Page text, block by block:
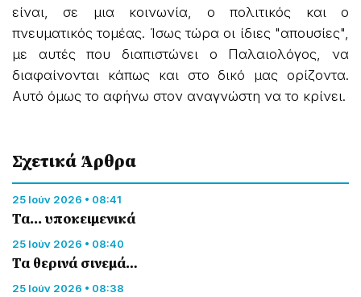
είναι, σε μια κοινωνία, ο πολιτικός και ο
πνευματικός τομέας. Ίσως τώρα οι ίδιες "απουσίες",
με αυτές που διαπιστώνει ο Παλαιολόγος, να
διαφαίνονται κάπως και στο δικό μας ορίζοντα.
Αυτό όμως το αφήνω στον αναγνώστη να το κρίνει.
Σχετικά Άρθρα
25 Ιούν 2026 • 08:41
Τα... υποκειμενικά
25 Ιούν 2026 • 08:40
Τα θερινά σινεμά…
25 Ιούν 2026 • 08:38